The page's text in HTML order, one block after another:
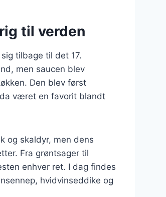
til verden
tilbage til det 17.
men saucen blev
Den blev først
været en favorit blandt
og skaldyr, men dens
Fra grøntsager til
enhver ret. I dag findes
hvidvinseddike og